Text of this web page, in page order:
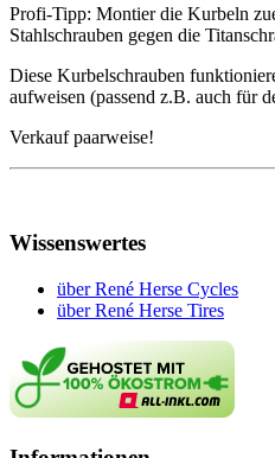
Profi-Tipp: Montier die Kurbeln
Stahlschrauben gegen die
Diese Kurbelschrauben
aufweisen (passend z.B. auch für
Verkauf paarweise!
Wissenswertes
über René Herse Cycles
über René Herse Tires